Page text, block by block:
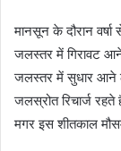
मानसून के दौरान
जलस्तर में गिरावट आने
जलस्तर में सुधार आने
जलस्रोत रिचार्ज रहते
मगर इस शीतकाल